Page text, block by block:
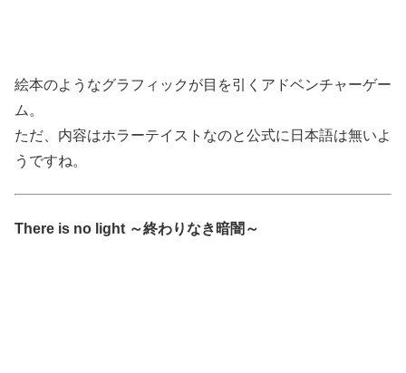
絵本のようなグラフィックが目を引くアドベンチャーゲー
ム。
ただ、内容はホラーテイストなのと公式に日本語は無いよ
うですね。
There is no light ～終わりなき暗闇～